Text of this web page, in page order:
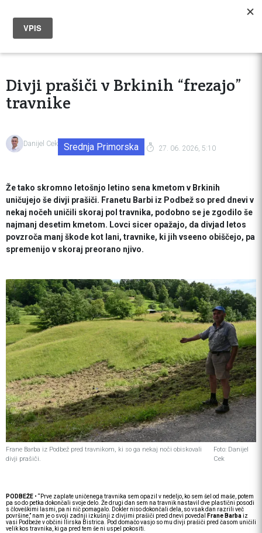
Divji prašiči v Brkinih “frezajo”
travnike
Danijel Cek Srednja Primorska 27. 06. 2026, 5:10
Že tako skromno letošnjo letino sena kmetom v Brkinih
uničujejo še divji prašiči. Franetu Barbi iz Podbež so pred dnevi v
nekaj nočeh uničili skoraj pol travnika, podobno se je zgodilo še
najmanj desetim kmetom. Lovci sicer opažajo, da divjad letos
povzroča manj škode kot lani, travnike, ki jih vseeno obiščejo, pa
spremenijo v skoraj preorano njivo.
Frane Barba iz Podbež pred travnikom, ki so ga nekaj noči obiskovali
divji prašiči.
Foto: Danijel
Cek
PODBEŽE • “Prve zaplate uničenega travnika sem opazil v nedeljo, ko sem šel od maše, potem
pa so do petka dokončali svoje delo. Že drugi dan sem na travnik nastavil dve plastični posodi
s človeškimi lasmi, pa ni nič pomagalo. Dokler niso dokončali dela, so vsak dan razrili več
površine,” nam je o svoji zadnji izkušnji z divjimi prašiči pred dnevi povedal
Frane Barbaiz
vasi Podbeže v občini Ilirska Bistrica. Pod domačo vasjo so mu divji prašiči pred časom uničili
velik kos travnika, ki ga pred tem še ni uspel pokositi.